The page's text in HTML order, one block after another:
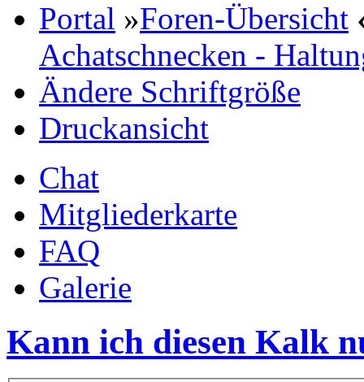
Portal »Foren-Übersicht
Achatschnecken -
Ändere Schriftgröße
Druckansicht
Chat
Mitgliederkarte
FAQ
Galerie
Kann ich diesen Kalk